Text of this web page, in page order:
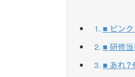
■ ピン
■ 研修
■ あれ？